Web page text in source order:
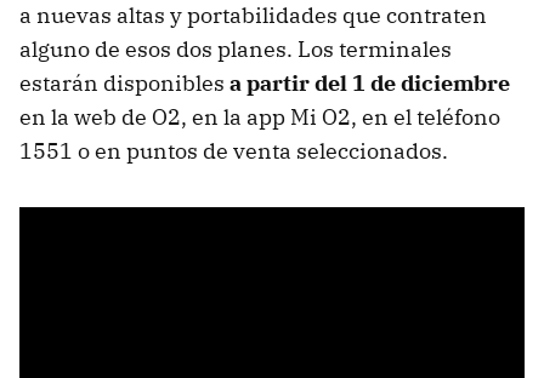
a nuevas altas y portabilidades que contraten
alguno de esos dos planes. Los terminales
estarán disponibles a partir del 1 de diciembre
en la web de O2, en la app Mi O2, en el teléfono
1551 o en puntos de venta seleccionados.